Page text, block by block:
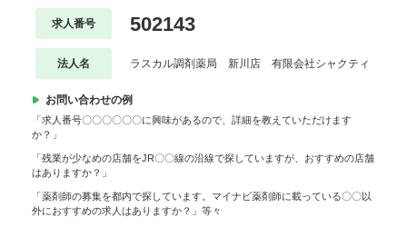
求人番号 502143
法人名 ラスカル調剤薬局 新川店 有限会社シャクティ
お問い合わせの例
「求人番号〇〇〇〇〇〇に興味があるので、詳細を教えていただけます
か？」
「残業が少なめの店舗をJR〇〇線の沿線で探していますが、おすすめの店舗
はありますか？」
「薬剤師の募集を都内で探しています。マイナビ薬剤師に載っている〇〇以
外におすすめの求人はありますか？」等々